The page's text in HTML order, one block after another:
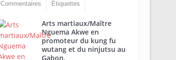
Commentaires Étiquettes
Arts martiaux/Maître
Nguema Akwe en
promoteur du kung fu
wutang et du ninjutsu au
Gabon.